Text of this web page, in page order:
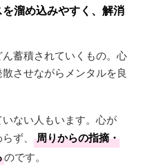
溜め込みやすく、解消
蓄積されていくもの。心
させながらメンタルを良
ない人もいます。心が
ず、
周りからの指摘・
のです。